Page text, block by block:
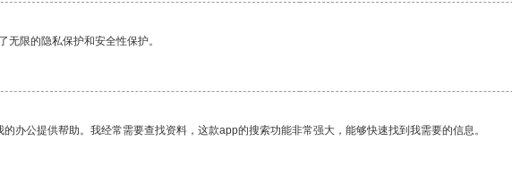
无限的隐私保护和安全性保护。
办公提供帮助。我经常需要查找资料，这款app的搜索功能非常强大，能够快速找到我需要的信息。